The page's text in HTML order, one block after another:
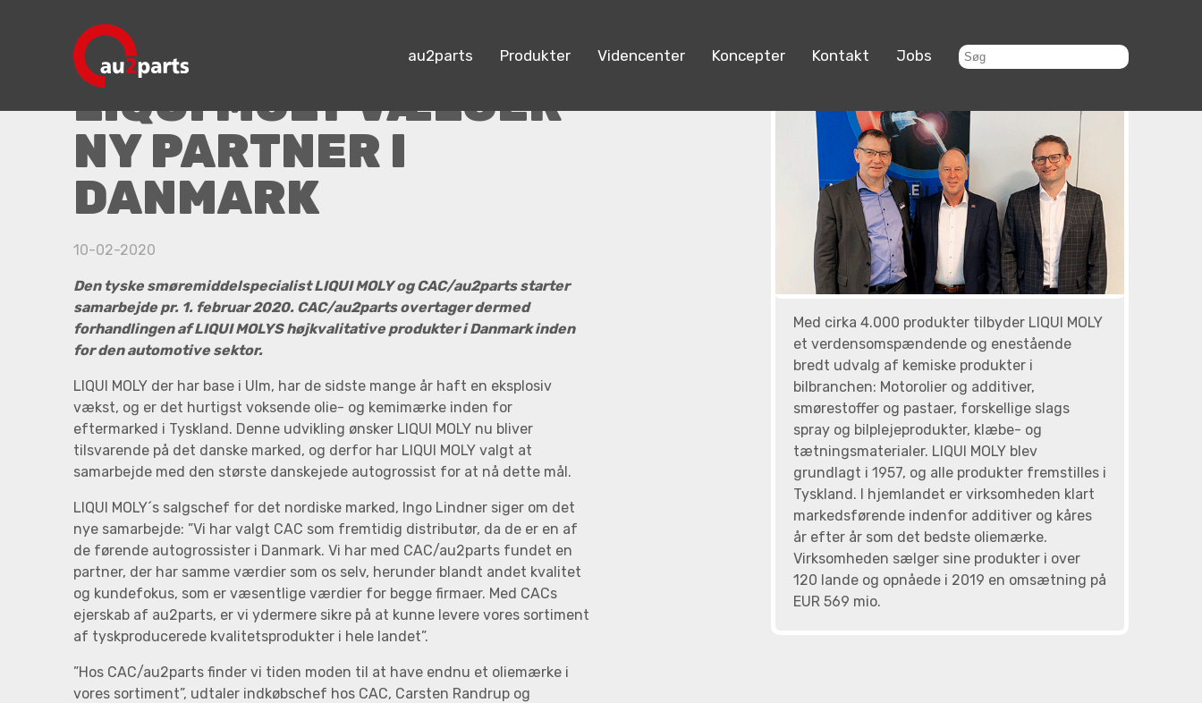
au2parts Produkter Videncenter Koncepter Kontakt Jobs
LIQUI MOLY vælger ny partner i Danmark
LIQUI MOLY VÆLGER
NY PARTNER I
DANMARK
10-02-2020
Den tyske smøremiddelspecialist LIQUI MOLY og CAC/au2parts starter
samarbejde pr. 1. februar 2020. CAC/au2parts overtager dermed
forhandlingen af LIQUI MOLYS højkvalitative produkter i Danmark inden
for den automotive sektor.
LIQUI MOLY der har base i Ulm, har de sidste mange år haft en eksplosiv
vækst, og er det hurtigst voksende olie- og kemimærke inden for
eftermarked i Tyskland. Denne udvikling ønsker LIQUI MOLY nu bliver
tilsvarende på det danske marked, og derfor har LIQUI MOLY valgt at
samarbejde med den største danskejede autogrossist for at nå dette mål.
LIQUI MOLY´s salgschef for det nordiske marked, Ingo Lindner siger om det
nye samarbejde: ”Vi har valgt CAC som fremtidig distributør, da de er en af
de førende autogrossister i Danmark. Vi har med CAC/au2parts fundet en
partner, der har samme værdier som os selv, herunder blandt andet kvalitet
og kundefokus, som er væsentlige værdier for begge firmaer. Med CACs
ejerskab af au2parts, er vi ydermere sikre på at kunne levere vores sortiment
af tyskproducerede kvalitetsprodukter i hele landet”.
”Hos CAC/au2parts finder vi tiden moden til at have endnu et oliemærke i
vores sortiment”, udtaler indkøbschef hos CAC, Carsten Randrup og
Med cirka 4.000 produkter tilbyder LIQUI MOLY
et verdensomspændende og enestående
bredt udvalg af kemiske produkter i
bilbranchen: Motorolier og additiver,
smørestoffer og pastaer, forskellige slags
spray og bilplejeprodukter, klæbe- og
tætningsmaterialer. LIQUI MOLY blev
grundlagt i 1957, og alle produkter fremstilles i
Tyskland. I hjemlandet er virksomheden klart
markedsførende indenfor additiver og kåres
år efter år som det bedste oliemærke.
Virksomheden sælger sine produkter i over
120 lande og opnåede i 2019 en omsætning på
EUR 569 mio.